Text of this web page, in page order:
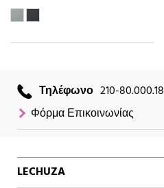
Τηλέφωνο 210-80.000.18
Φόρμα Επικοινωνίας
LECHUZA